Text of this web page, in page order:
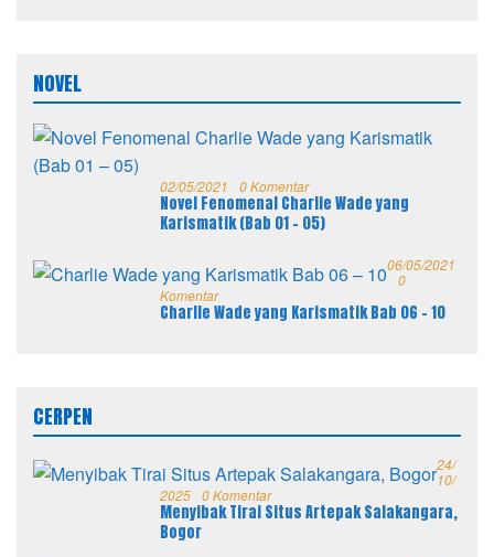
NOVEL
02/05/2021 0 Komentar
Novel Fenomenal Charlie Wade yang
Karismatik (Bab 01 – 05)
06/05/2021
0
Komentar
Charlie Wade yang Karismatik Bab 06 – 10
CERPEN
24/
10/
2025 0 Komentar
Menyibak Tirai Situs Artepak Salakangara,
Bogor